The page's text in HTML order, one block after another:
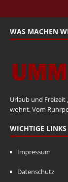
WAS MACHEN
Urlaub und Freizeit
wohnt. Vom
WICHTIGE LINKS
Impressum
Datenschutz